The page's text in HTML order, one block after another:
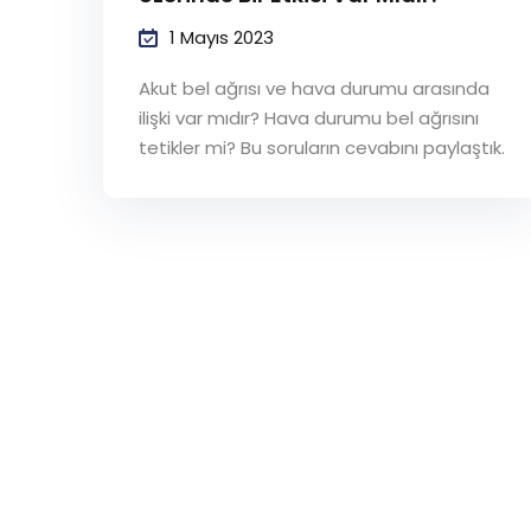
1 Mayıs 2023
Akut bel ağrısı ve hava durumu arasında
ilişki var mıdır? Hava durumu bel ağrısını
tetikler mi? Bu soruların cevabını paylaştık.